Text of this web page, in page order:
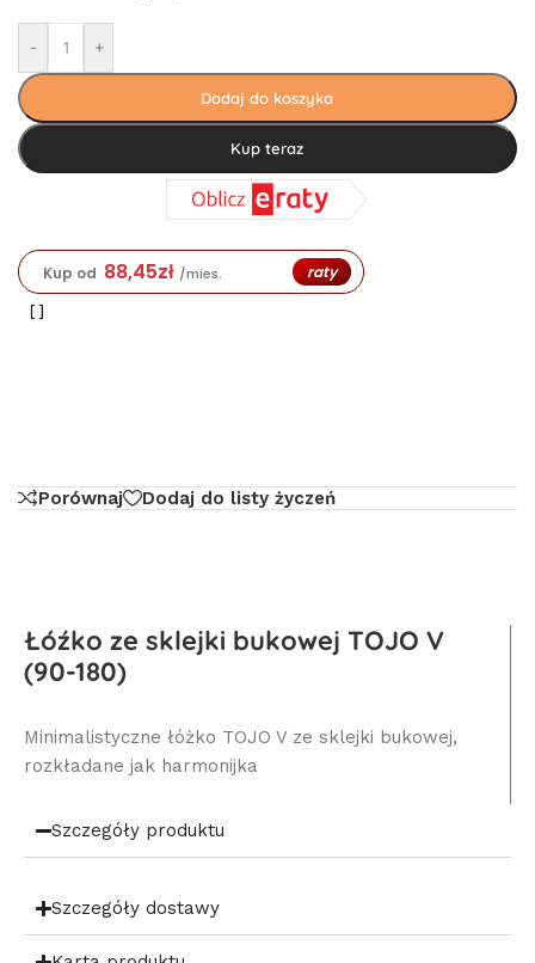
- +
Dodaj do koszyka
Kup teraz
Kup od 88,45zł /mies. raty
Porównaj Dodaj do listy życzeń
Łóźko ze sklejki bukowej TOJO V
(90-180)
Minimalistyczne łóżko TOJO V ze sklejki bukowej,
rozkładane jak harmonijka
Szczegóły produktu
Szczegóły dostawy